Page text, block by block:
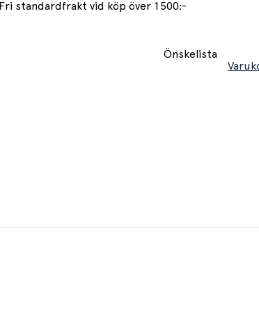
Fri standardfrakt vid köp över 1500:-
Önskelista